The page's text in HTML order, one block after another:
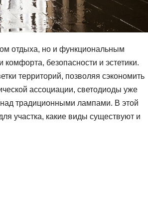
отдыха, но и функциональным
безопасности и эстетики.
территорий, позволяя сэкономить
ассоциации, светодиоды уже
традиционными лампами. В этой
участка, какие виды существуют и